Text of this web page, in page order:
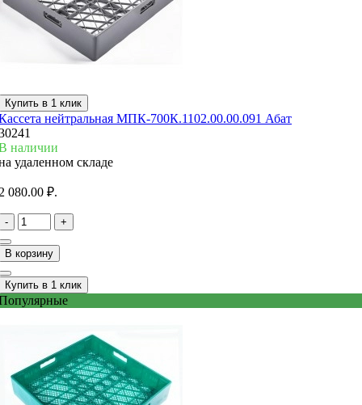
Купить в 1 клик
нейтральная МПК-700К.1102.00.00.091 Абат
наличии
удаленном складе
080.00 ₽.
- +
В корзину
Купить в 1 клик